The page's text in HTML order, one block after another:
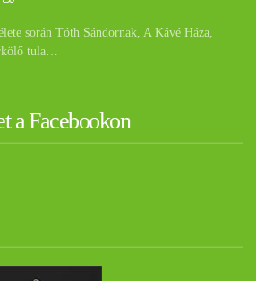
során Tóth Sándornak, A Kávé Háza,
tula…
a Facebookon